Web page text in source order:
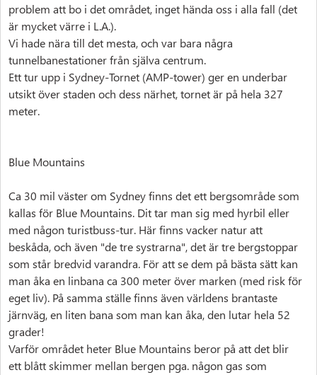
problem att bo i det området, inget hända oss i alla fall (det
är mycket värre i L.A.).
Vi hade nära till det mesta, och var bara några
tunnelbanestationer från själva centrum.
Ett tur upp i Sydney-Tornet (AMP-tower) ger en underbar
utsikt över staden och dess närhet, tornet är på hela 327
meter.
Blue Mountains
Ca 30 mil väster om Sydney finns det ett bergsområde som
kallas för Blue Mountains. Dit tar man sig med hyrbil eller
med någon turistbuss-tur. Här finns vacker natur att
beskåda, och även "de tre systrarna", det är tre bergstoppar
som står bredvid varandra. För att se dem på bästa sätt kan
man åka en linbana ca 300 meter över marken (med risk för
eget liv). På samma ställe finns även världens brantaste
järnväg, en liten bana som man kan åka, den lutar hela 52
grader!
Varför området heter Blue Mountains beror på att det blir
ett blått skimmer mellan bergen pga. någon gas som